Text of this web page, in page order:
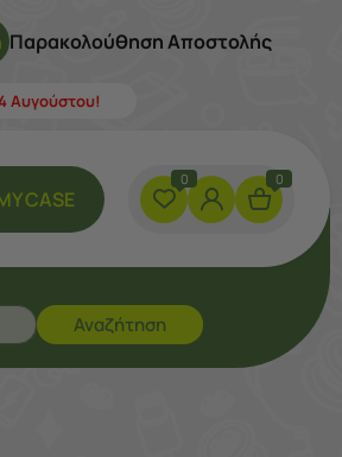
Παρακολούθηση Αποστολής
Αυγούστου!
CASE
0 0
Αναζήτηση